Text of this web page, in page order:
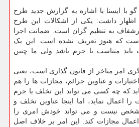
با ایسنا با اشاره به گزارش جدید طرح
داشت: یکی از اشکالات این طرح
به تنظیم گران است. ضمانت اجرا
است که هنوز تعریف نشده است. این یک
متناسب با جرم باشد ولی ما چنین
امر متاخر از قانون گذاری است، یعنی
اختیارات و عناوین جرائم، مجازات ها را هم
که چه کسی می تواند این تخلف یا جرم
اعمال نماید، اما اینجا عناوین تخلف و
مشخص نیست و می تواند خودش امری را
مجازات کند. این امر بر خلاف اصل